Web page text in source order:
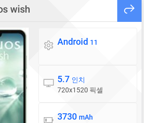
wish
운영체제
Android 11
디스플레이
5.7 인치
720x1520 픽셀
배터리
3730 mAh